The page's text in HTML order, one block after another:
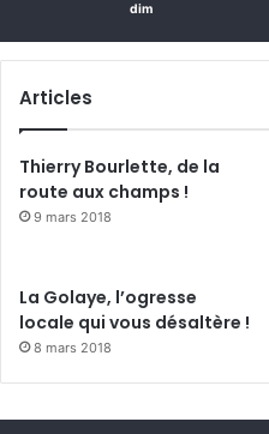
dim
Articles
Thierry Bourlette, de la
route aux champs !
9 mars 2018
La Golaye, l’ogresse
locale qui vous désaltère !
8 mars 2018